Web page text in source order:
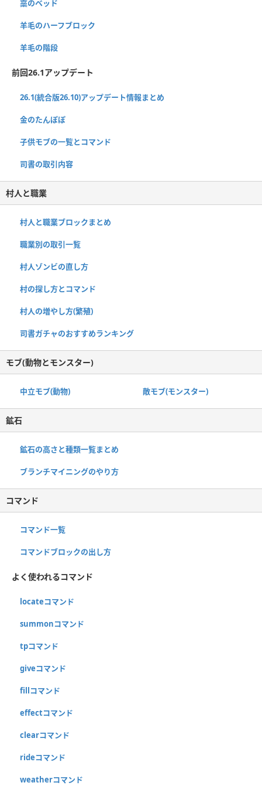
藁のベッド
羊毛のハーフブロック
羊毛の階段
前回26.1アップデート
26.1(統合版26.10)アップデート情報まとめ
金のたんぽぽ
子供モブの一覧とコマンド
司書の取引内容
村人と職業
村人と職業ブロックまとめ
職業別の取引一覧
村人ゾンビの直し方
村の探し方とコマンド
村人の増やし方(繁殖)
司書ガチャのおすすめランキング
モブ(動物とモンスター)
中立モブ(動物) 敵モブ(モンスター)
鉱石
鉱石の高さと種類一覧まとめ
ブランチマイニングのやり方
コマンド
コマンド一覧
コマンドブロックの出し方
よく使われるコマンド
locateコマンド
summonコマンド
tpコマンド
giveコマンド
fillコマンド
effectコマンド
clearコマンド
rideコマンド
weatherコマンド